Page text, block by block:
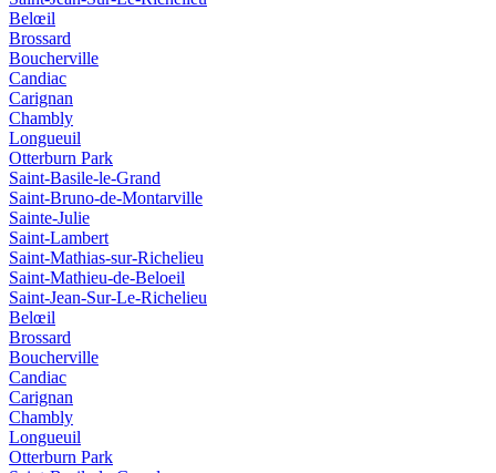
Belœil
Brossard
Boucherville
Candiac
Carignan
Chambly
Longueuil
Otterburn Park
Saint-Basile-le-Grand
Saint-Bruno-de-Montarville
Sainte-Julie
Saint-Lambert
Saint-Mathias-sur-Richelieu
Saint-Mathieu-de-Beloeil
Saint-Jean-Sur-Le-Richelieu
Belœil
Brossard
Boucherville
Candiac
Carignan
Chambly
Longueuil
Otterburn Park